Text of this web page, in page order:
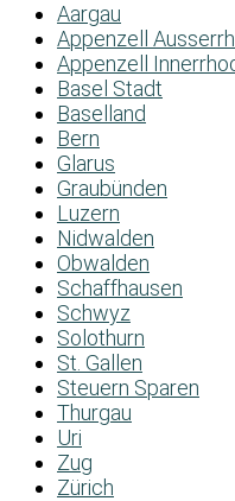
Aargau
Appenzell
Appenzell
Basel Stadt
Baselland
Bern
Glarus
Graubünden
Luzern
Nidwalden
Obwalden
Schaffhausen
Schwyz
Solothurn
St. Gallen
Steuern Sparen
Thurgau
Uri
Zug
Zürich